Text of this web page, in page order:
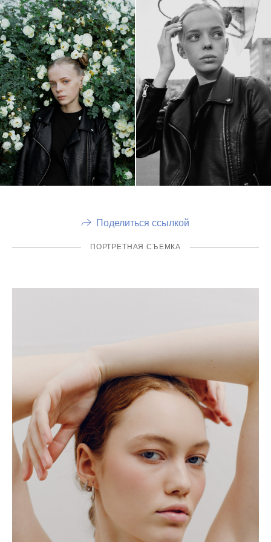
Поделиться ссылкой
ПОРТРЕТНАЯ СЪЕМКА